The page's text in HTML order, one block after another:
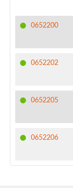
0652200
0652202
0652205
0652206